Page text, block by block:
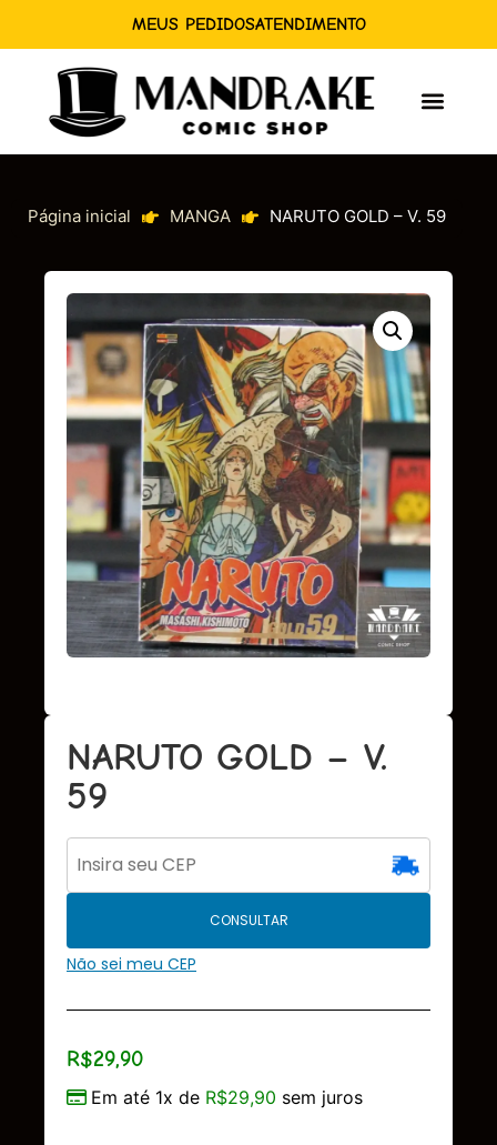
MEUS PEDIDOSATENDIMENTO
Página inicial MANGA NARUTO GOLD – V. 59
NARUTO GOLD – V.
59
CONSULTAR
Não sei meu CEP
R$29,90
Em até 1x de R$29,90 sem juros